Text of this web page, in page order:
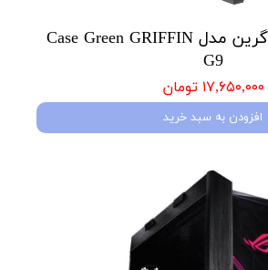
کیس کامپیوتر گرین مدل Case Green GRIFFIN
G9
۱۷,۶۵۰,۰۰۰ تومان
افزودن به سبد خرید